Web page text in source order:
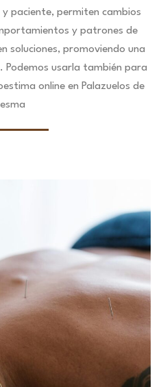
paciente, permiten cambios
y patrones de
soluciones, promoviendo una
usarla también para
online en Palazuelos de